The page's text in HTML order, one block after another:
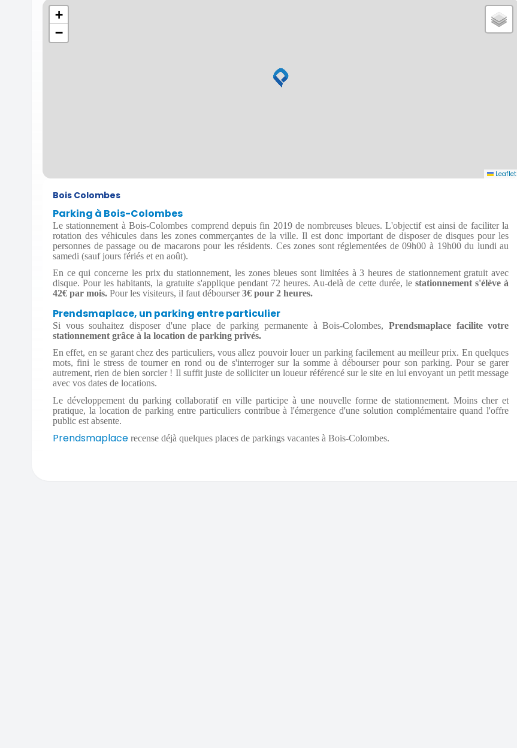
+
−
Leaflet
Bois Colombes
Parking à Bois-Colombes
Le stationnement à Bois-Colombes comprend depuis fin 2019 de nombreuses bleues. L'objectif est ainsi de faciliter la
rotation des véhicules dans les zones commerçantes de la ville. Il est donc important de disposer de disques pour les
personnes de passage ou de macarons pour les résidents. Ces zones sont réglementées de 09h00 à 19h00 du lundi au
samedi (sauf jours fériés et en août).
En ce qui concerne les prix du stationnement, les zones bleues sont limitées à 3 heures de stationnement gratuit avec
disque. Pour les habitants, la gratuite s'applique pendant 72 heures. Au-delà de cette durée, le stationnement s'élève à
42€ par mois. Pour les visiteurs, il faut débourser3€ pour 2 heures.
Prendsmaplace, un parking entre particulier
Si vous souhaitez disposer d'une place de parking permanente à Bois-Colombes, Prendsmaplace facilite votre
stationnement grâce à la location de parking privés.
En effet, en se garant chez des particuliers, vous allez pouvoir louer un parking facilement au meilleur prix. En quelques
mots, fini le stress de tourner en rond ou de s'interroger sur la somme à débourser pour son parking. Pour se garer
autrement, rien de bien sorcier ! Il suffit juste de solliciter un loueur référencé sur le site en lui envoyant un petit message
avec vos dates de locations.
Le développement du parking collaboratif en ville participe à une nouvelle forme de stationnement. Moins cher et
pratique, la location de parking entre particuliers contribue à l'émergence d'une solution complémentaire quand l'offre
public est absente.
Prendsmaplace recense déjà quelques places de parkings vacantes à Bois-Colombes.